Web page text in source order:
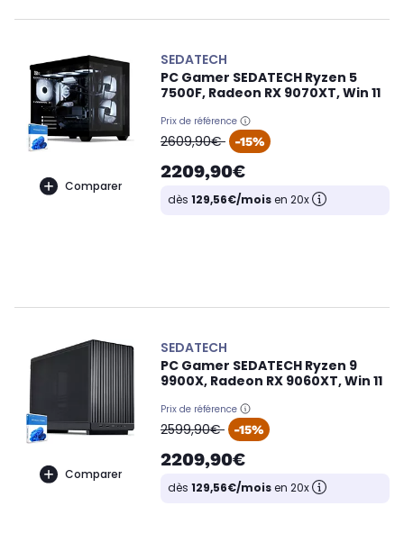
Comparer
SEDATECH
PC Gamer SEDATECH Ryzen 5
7500F, Radeon RX 9070XT, Win 11
Prix de référence
oldPrice
2609,90€ -15%
2209,90€
dès 129,56€/moisen 20x
Comparer
SEDATECH
PC Gamer SEDATECH Ryzen 9
9900X, Radeon RX 9060XT, Win 11
Prix de référence
oldPrice
2599,90€ -15%
2209,90€
dès 129,56€/moisen 20x